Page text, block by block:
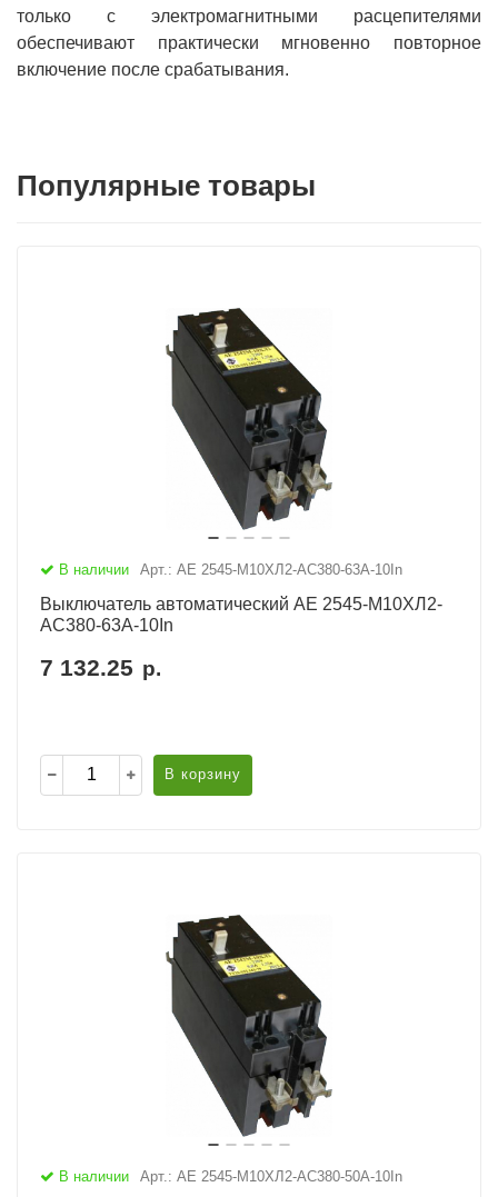
только с электромагнитными расцепителями
обеспечивают практически мгновенно повторное
включение после срабатывания.
Популярные товары
В наличии Арт.: АЕ 2545-М10ХЛ2-AC380-63А-10In
Выключатель автоматический АЕ 2545-М10ХЛ2-
AC380-63А-10In
7 132.25 р.
В корзину
В наличии Арт.: АЕ 2545-М10ХЛ2-AC380-50А-10In